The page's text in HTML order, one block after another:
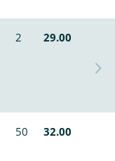
2 29.00
50 32.00